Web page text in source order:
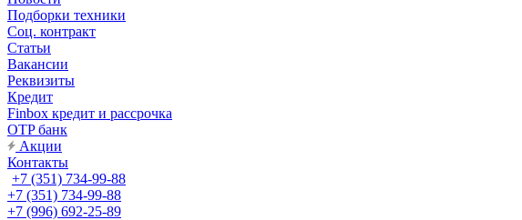
Подборки техники
Соц. контракт
Статьи
Вакансии
Реквизиты
Кредит
Finbox кредит и рассрочка
OTP банк
Акции
Контакты
+7 (351) 734-99-88
+7 (351) 734-99-88
+7 (996) 692-25-89